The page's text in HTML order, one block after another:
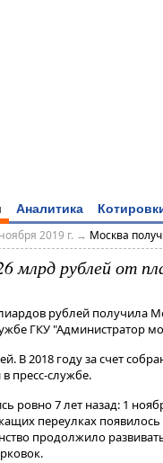
Аналитика
2019 г. → Москва
млрд рублей от
рублей получила
ГКУ "Администратор
В 2018 году за счет
пресс-службе.
ровно 7 лет назад: 1
переулках
продолжило